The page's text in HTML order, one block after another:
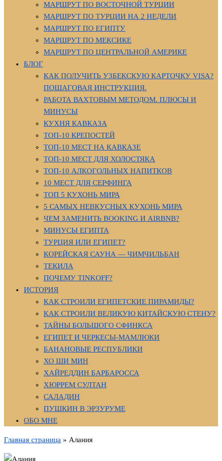
МАРШРУТ ПО ВОСТОЧНОЙ ТУРЦИИ
МАРШРУТ ПО ТУРЦИИ НА 2 НЕДЕЛИ
МАРШРУТ ПО ЕГИПТУ
МАРШРУТ ПО МЕКСИКЕ
МАРШРУТ ПО ЦЕНТРАЛЬНОЙ АМЕРИКЕ
БЛОГ
КАК ПОЛУЧИТЬ УЗБЕКСКУЮ КАРТОЧКУ VISA?
ПОШАГОВАЯ ИНСТРУКЦИЯ.
РАБОТА ВАХТОВЫМ МЕТОДОМ. ПЛЮСЫ И
МИНУСЫ
КУХНЯ КАВКАЗА
ТОП-10 КРЕПОСТЕЙ
ТОП-10 МЕСТ НА КАВКАЗЕ
ТОП-10 МЕСТ ДЛЯ ХОЛОСТЯКА
ТОП-10 АЛКОГОЛЬНЫХ НАПИТКОВ
10 МЕСТ ДЛЯ СЕРФИНГА
ТОП 5 КУХОНЬ МИРА
5 САМЫХ НЕВКУСНЫХ КУХОНЬ МИРА
ЧЕМ ЗАМЕНИТЬ BOOKING И AIRBNB?
МИНУСЫ ЕГИПТА
ТУРЦИЯ ИЛИ ЕГИПЕТ?
КОРЕЙСКАЯ САУНА — ЧИМЧИЛЬБАН
ТЕКИЛА
ПОЧЕМУ TINKOFF?
ИСТОРИЯ
КАК СТРОИЛИ ЕГИПЕТСКИЕ ПИРАМИДЫ?
КАК СТРОИЛИ ВЕЛИКУЮ КИТАЙСКУЮ СТЕНУ?
ТАЙНЫ БОЛЬШОГО СФИНКСА
ЕГИПЕТ И ЧЕРКЕСЫ-МАМЛЮКИ
БАНАНОВЫЕ РЕСПУБЛИКИ
ХО ШИ МИН
ХАЙРЕДДИН БАРБАРОССА
ХЮРРЕМ СУЛТАН
САЛАДИН
ПУШКИН В ЭРЗУРУМЕ
ОБО МНЕ
Главная страница » Алания